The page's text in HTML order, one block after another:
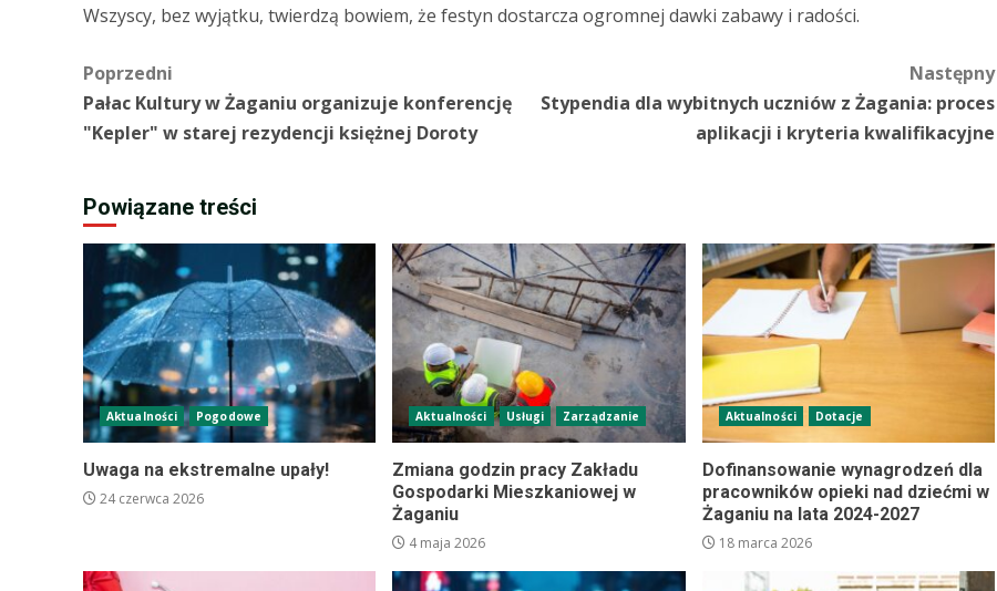
Wszyscy, bez wyjątku, twierdzą bowiem, że festyn dostarcza ogromnej dawki zabawy i radości.
Zobacz
wpisy
Poprzedni
Pałac Kultury w Żaganiu organizuje konferencję
"Kepler" w starej rezydencji księżnej Doroty
Następny
Stypendia dla wybitnych uczniów z Żagania: proces
aplikacji i kryteria kwalifikacyjne
Powiązane treści
Aktualności Pogodowe
Uwaga na ekstremalne upały!
24 czerwca 2026
Aktualności Usługi Zarządzanie
Zmiana godzin pracy Zakładu
Gospodarki Mieszkaniowej w
Żaganiu
4 maja 2026
Aktualności Dotacje
Dofinansowanie wynagrodzeń dla
pracowników opieki nad dziećmi w
Żaganiu na lata 2024-2027
18 marca 2026